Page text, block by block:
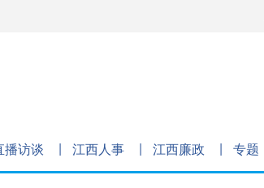
播访谈 江西人事 江西廉政 专题